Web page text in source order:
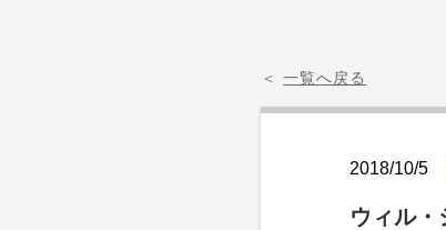
＜一覧へ戻る
2018/10/5
ウィル